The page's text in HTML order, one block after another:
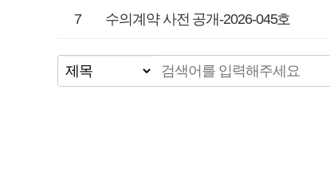
7 수의계약 사전 공개-2026-045호